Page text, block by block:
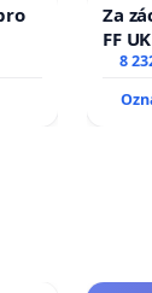
Za
FF
the
8